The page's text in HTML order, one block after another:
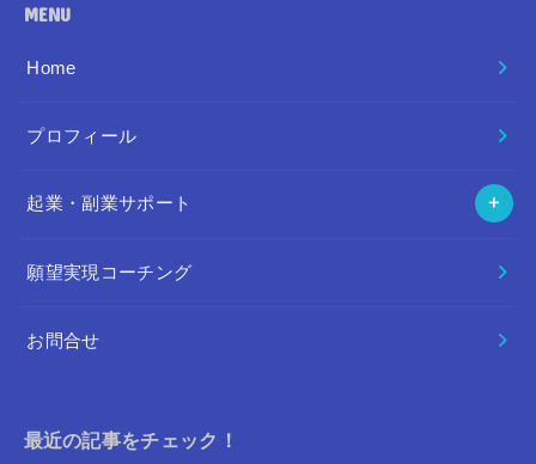
MENU
Home
プロフィール
起業・副業サポート
願望実現コーチング
お問合せ
最近の記事をチェック！